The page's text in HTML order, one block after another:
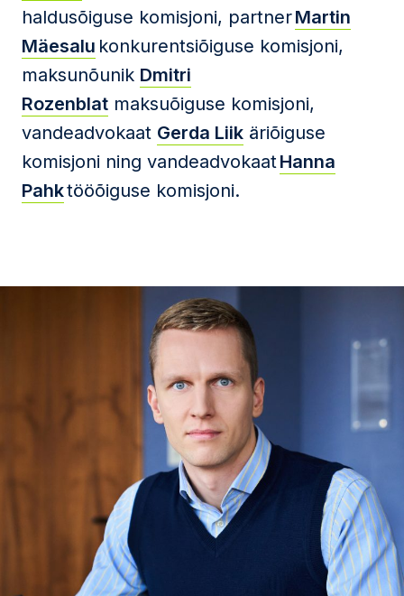
haldusõiguse komisjoni, partnerMartin
Mäesalu konkurentsiõiguse komisjoni,
maksunõunik Dmitri
Rozenblat maksuõiguse komisjoni,
vandeadvokaat Gerda Liik äriõiguse
komisjoni ning vandeadvokaatHanna
Pahktööõiguse komisjoni.